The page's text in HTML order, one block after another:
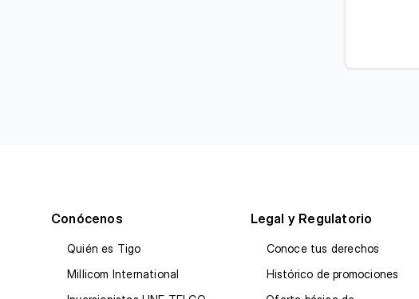
Conócenos
Quién es Tigo
Millicom International
Legal y Regulatorio
Conoce tus derechos
Histórico de promociones